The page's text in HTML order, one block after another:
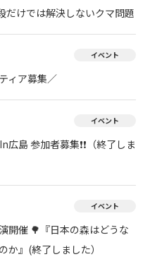
だけでは解決しないクマ問題
イベント
ィア募集／
イベント
島 参加者募集❗❗（終了しま
イベント
開催 🌳『日本の森はどうな
か』(終了しました）